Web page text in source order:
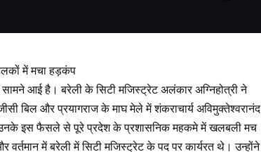
में मचा हड़कंप
आई है। बरेली के सिटी मजिस्ट्रेट अलंकार अग्निहोत्री ने
बिल और प्रयागराज के माघ मेले में शंकराचार्य अविमुक्तेश्वरानंद
उनके इस फैसले से पूरे प्रदेश के प्रशासनिक महकमे में खलबली मच
में बरेली में सिटी मजिस्ट्रेट के पद पर कार्यरत थे। उन्होंने